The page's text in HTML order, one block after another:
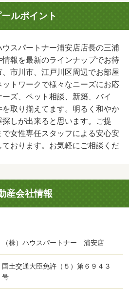
ルポイント
スパートナー浦安店店長の三浦
報を最新のラインナップでお待
市川市、江戸川区周辺でお部屋
トワークで様々なニーズにお応
ズ、ペット相談、新築、バイ
取り揃えてます。明るく和やか
しが出来ると思います。ご提
女性専任スタッフによる安心安
おります。お気軽にご相談くだ
産会社情報
（株）ハウスパートナー 浦安店
国土交通大臣免許（５）第６９４３
号